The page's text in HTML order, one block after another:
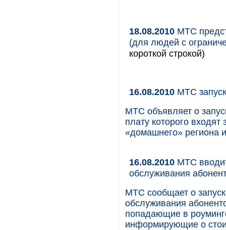
18.08.2010 МТС
(для людей с
короткой строкой)
16.08.2010 МТС
МТС объявляет о
плату которого
«домашнего» региона
16.08.2010 МТС
обслуживания
МТС сообщает о
обслуживания
попадающие в
информирующие о